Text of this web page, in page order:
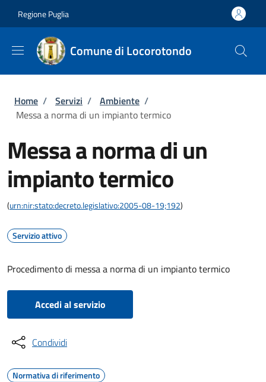
Regione Puglia
Comune di Locorotondo
Briciole di pane
Home / Servizi / Ambiente /
Messa a norma di un impianto termico
Messa a norma di un
impianto termico
(urn:nir:stato:decreto.legislativo:2005-08-19;192)
Servizio attivo
Procedimento di messa a norma di un impianto termico
Accedi al servizio
Condividi
Normativa di riferimento